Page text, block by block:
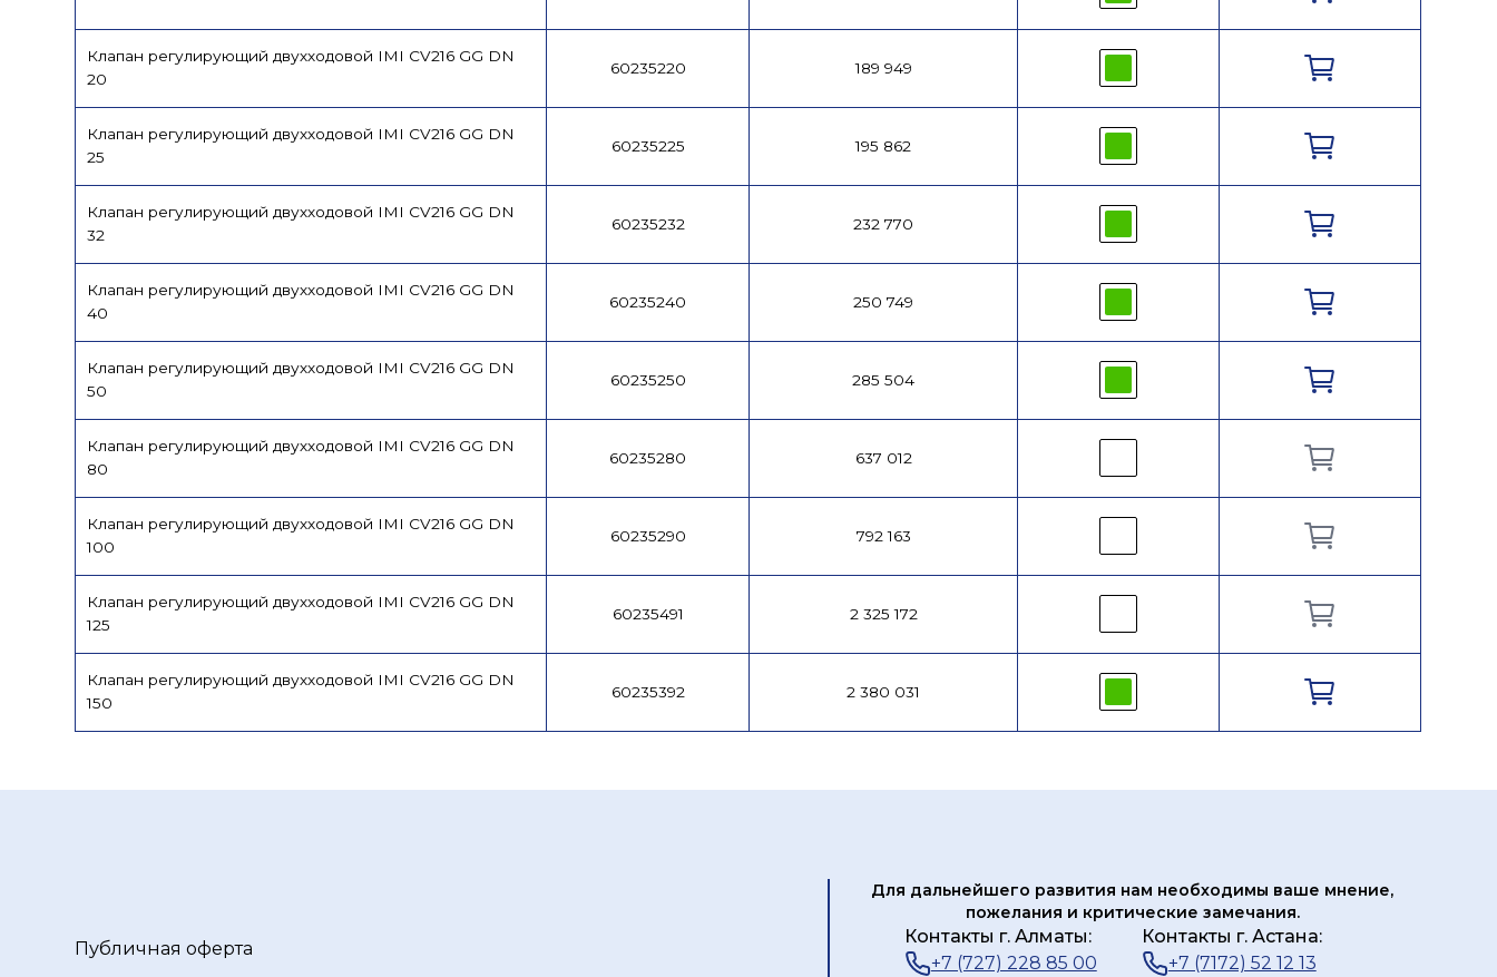
Клапан регулирующий двухходовой IMI CV216 GG DN
20
60235220 189 949
Клапан регулирующий двухходовой IMI CV216 GG DN
25
60235225 195 862
Клапан регулирующий двухходовой IMI CV216 GG DN
32
60235232 232 770
Клапан регулирующий двухходовой IMI CV216 GG DN
40
60235240 250 749
Клапан регулирующий двухходовой IMI CV216 GG DN
50
60235250 285 504
Клапан регулирующий двухходовой IMI CV216 GG DN
80
60235280 637 012
Клапан регулирующий двухходовой IMI CV216 GG DN
100
60235290 792 163
Клапан регулирующий двухходовой IMI CV216 GG DN
125
60235491 2 325 172
Клапан регулирующий двухходовой IMI CV216 GG DN
150
60235392 2 380 031
Публичная оферта
Для дальнейшего развития нам необходимы ваше мнение,
пожелания и критические замечания.
Контакты г. Алматы:
+7 (727) 228 85 00
Контакты г. Астана:
+7 (7172) 52 12 13